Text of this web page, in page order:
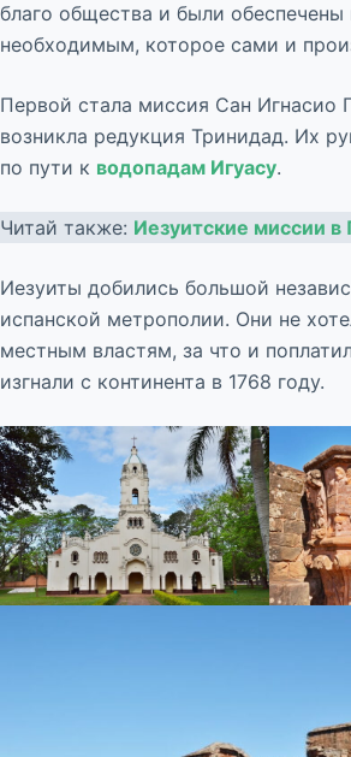
благо общества и были обеспечены
необходимым, которое сами и
Первой стала миссия Сан Игнасио
возникла редукция Тринидад. Их
по пути к водопадам Игуасу.
Читай также: Иезуитские миссии в
Иезуиты добились большой
испанской метрополии. Они не
местным властям, за что и
изгнали с континента в 1768 году.